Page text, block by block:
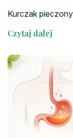
Kurczak
Czytaj dalej